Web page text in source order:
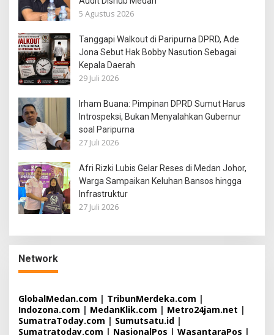
5 Agustus 2026
Tanggapi Walkout di Paripurna DPRD, Ade
Jona Sebut Hak Bobby Nasution Sebagai
Kepala Daerah
29 Juli 2026
Irham Buana: Pimpinan DPRD Sumut Harus
Introspeksi, Bukan Menyalahkan Gubernur
soal Paripurna
27 Juli 2026
Afri Rizki Lubis Gelar Reses di Medan Johor,
Warga Sampaikan Keluhan Bansos hingga
Infrastruktur
27 Juli 2026
Network
GlobalMedan.com | TribunMerdeka.com |
Indozona.com | MedanKlik.com | Metro24jam.net |
SumatraToday.com | Sumutsatu.id |
Sumatratoday.com | NasionalPos | WasantaraPos |